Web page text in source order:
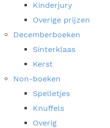
Kinderjury
Overige prijzen
Decemberboeken
Sinterklaas
Kerst
Non-boeken
Spelletjes
Knuffels
Overig